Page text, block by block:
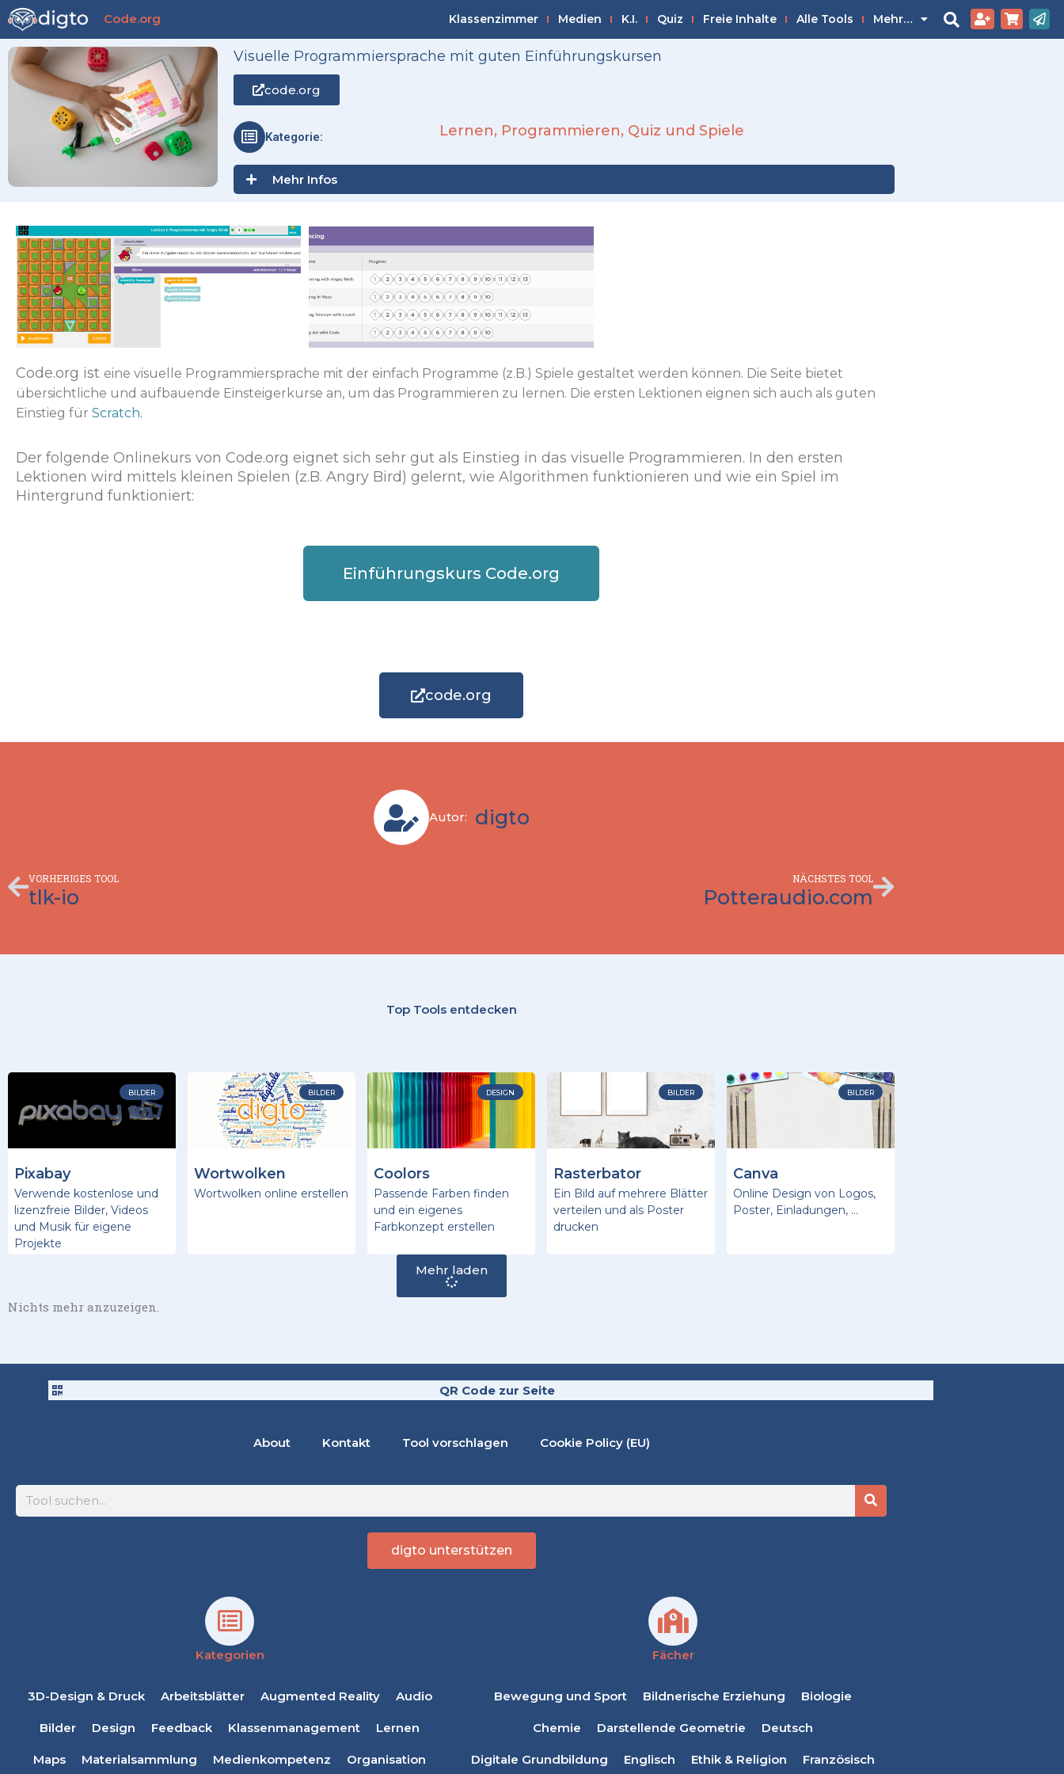
Zum
Inhalt
springen
Code.org Klassenzimmer Medien K.I. Quiz Freie Inhalte Alle Tools Mehr…
Visuelle Programmiersprache mit guten Einführungskursen
code.org
Kategorie: Lernen, Programmieren, Quiz und Spiele
Mehr Infos
Code.org ist eine visuelle Programmiersprache mit der einfach Programme (z.B.) Spiele gestaltet werden können. Die Seite bietet
übersichtliche und aufbauende Einsteigerkurse an, um das Programmieren zu lernen. Die ersten Lektionen eignen sich auch als guten
Einstieg für Scratch.
Der folgende Onlinekurs von Code.org eignet sich sehr gut als Einstieg in das visuelle Programmieren. In den ersten
Lektionen wird mittels kleinen Spielen (z.B. Angry Bird) gelernt, wie Algorithmen funktionieren und wie ein Spiel im
Hintergrund funktioniert:
Einführungskurs Code.org
code.org
Autor: digto
VORHERIGES TOOL
tlk-io
NÄCHSTES TOOL
Potteraudio.com
Top Tools entdecken
BILDER
Pixabay
Verwende kostenlose und
lizenzfreie Bilder, Videos
und Musik für eigene
Projekte
BILDER
Wortwolken
Wortwolken online erstellen
DESIGN
Coolors
Passende Farben finden
und ein eigenes
Farbkonzept erstellen
BILDER
Rasterbator
Ein Bild auf mehrere Blätter
verteilen und als Poster
drucken
BILDER
Canva
Online Design von Logos,
Poster, Einladungen, …
Mehr laden
Nichts mehr anzuzeigen.
QR Code zur Seite
About Kontakt Tool vorschlagen Cookie Policy (EU)
Suche
digto unterstützen
Kategorien
3D-Design & Druck Arbeitsblätter Augmented Reality Audio
Bilder Design Feedback Klassenmanagement Lernen
Maps Materialsammlung Medienkompetenz Organisation
Fächer
Bewegung und Sport Bildnerische Erziehung Biologie
Chemie Darstellende Geometrie Deutsch
Digitale Grundbildung Englisch Ethik & Religion Französisch